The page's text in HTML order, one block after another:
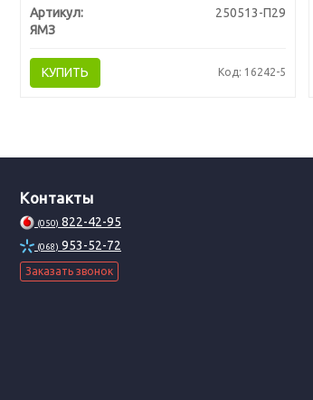
Артикул:
250513-П29
ЯМЗ
КУПИТЬ Код: 16242-5
Контакты
(050) 822-42-95
(068) 953-52-72
Заказать звонок